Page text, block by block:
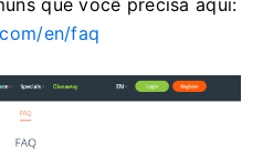
en/faq